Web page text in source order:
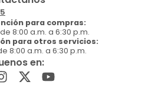
para compras:
8:00 a.m. a 6:30 p.m.
para otros servicios:
8:00 a.m. a 6:30 p.m.
en: